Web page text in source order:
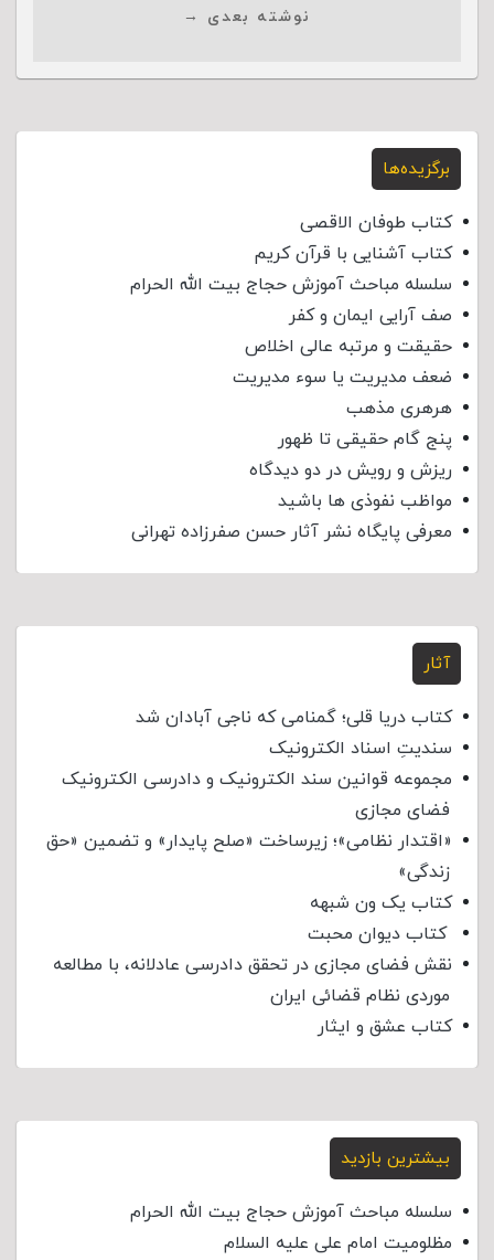
نوشته بعدی →
برگزیده‌ها
کتاب طوفان الاقصی
کتاب آشنایی با قرآن کریم
سلسله مباحث آموزش حجاج بیت الله الحرام
صف آرایی ایمان و کفر
حقیقت و مرتبه عالی اخلاص
ضعف مدیریت یا سوء مدیریت
هرهری مذهب
پنج گام حقیقی تا ظهور
ریزش و رویش در دو دیدگاه
مواظب نفوذی‌ ها باشید
معرفی پایگاه نشر آثار حسن صفرزاده تهرانی
آثار
کتاب دریا قلی؛ گمنامی که ناجی آبادان شد
سندیتِ اسناد الکترونیک
مجموعه قوانین سند الکترونیک و دادرسی الکترونیک
فضای مجازی
«اقتدار نظامی»؛ زیرساخت «صلح پایدار» و تضمین «حق
زندگی»
کتاب یک ون شبهه
کتاب دیوان محبت
نقش فضای مجازی در تحقق دادرسی عادلانه، با مطالعه
موردی نظام قضائی ایران
کتاب عشق و ایثار
بیشترین بازدید
سلسله مباحث آموزش حجاج بیت الله الحرام
مظلومیت امام علی علیه السلام